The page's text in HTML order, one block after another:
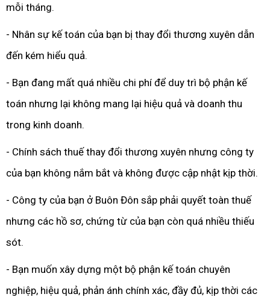
mỗi tháng.
- Nhân sự kế toán của bạn bị thay đổi thương xuyên dẫn
đến kém hiểu quả.
- Bạn đang mất quá nhiều chi phí để duy trì bộ phận kế
toán nhưng lại không mang lại hiệu quả và doanh thu
trong kinh doanh.
- Chính sách thuế thay đổi thương xuyên nhưng công ty
của bạn không nắm bắt và không được cập nhật kịp thời.
- Công ty của bạn ở Buôn Đôn sắp phải quyết toàn thuế
nhưng các hồ sơ, chứng từ của bạn còn quá nhiều thiếu
sót.
- Bạn muốn xây dựng một bộ phận kế toán chuyên
nghiệp, hiệu quả, phản ánh chính xác, đầy đủ, kịp thời các